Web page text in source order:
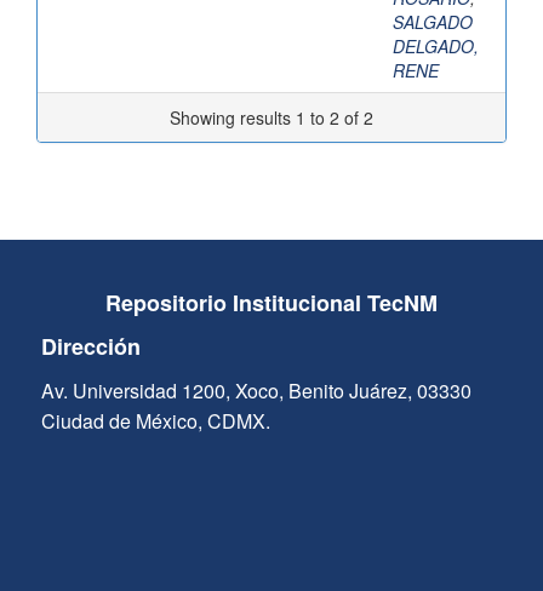
SALGADO
DELGADO,
RENE
Showing results 1 to 2 of 2
Repositorio Institucional TecNM
Dirección
Av. Universidad 1200, Xoco, Benito Juárez, 03330
Ciudad de México, CDMX.